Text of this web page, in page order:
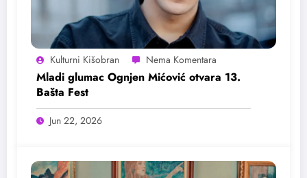
Kulturni Kišobran
Mladi glumac Ognjen Mićović otvara 13.
Bašta Fest
Jun 22, 2026